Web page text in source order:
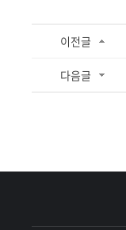
이전글
다음글